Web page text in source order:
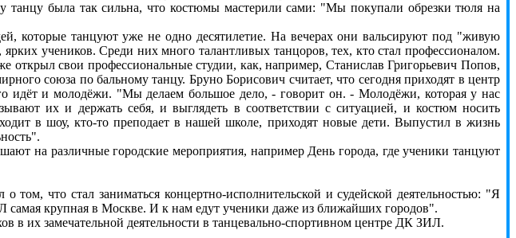
танцу была так сильна, что костюмы мастерили сами: "Мы покупали обрезки тюля на
танцуют уже не одно десятилетие. На вечерах они вальсируют под "живую
учеников. Среди них много талантливых танцоров, тех, кто стал профессионалом.
открыл свои профессиональные студии, как, например, Станислав Григорьевич Попов,
союза по бальному танцу. Бруно Борисович считает, что сегодня приходят в центр
идёт и молодёжи. "Мы делаем большое дело, - говорит он. - Молодёжи, которая у нас
их и держать себя, и выглядеть в соответствии с ситуацией, и костюм носить
в шоу, кто-то преподает в нашей школе, приходят новые дети. Выпустил в жизнь
на различные городские мероприятия, например День города, где ученики танцуют
что стал заниматься концертно-исполнительской и судейской деятельностью: "Я
крупная в Москве. И к нам едут ученики даже из ближайших городов".
в их замечательной деятельности в танцевально-спортивном центре ДК ЗИЛ.